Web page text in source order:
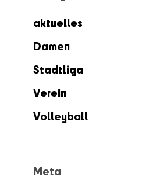
aktuelles
Damen
Stadtliga
Verein
Volleyball
Meta